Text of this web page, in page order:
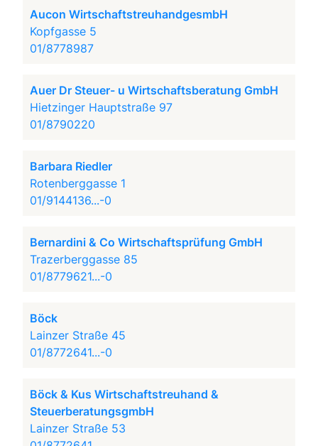
Aucon WirtschaftstreuhandgesmbH
Kopfgasse 5
01/8778987
Auer Dr Steuer- u Wirtschaftsberatung GmbH
Hietzinger Hauptstraße 97
01/8790220
Barbara Riedler
Rotenberggasse 1
01/9144136...-0
Bernardini & Co Wirtschaftsprüfung GmbH
Trazerberggasse 85
01/8779621...-0
Böck
Lainzer Straße 45
01/8772641...-0
Böck & Kus Wirtschaftstreuhand &
SteuerberatungsgmbH
Lainzer Straße 53